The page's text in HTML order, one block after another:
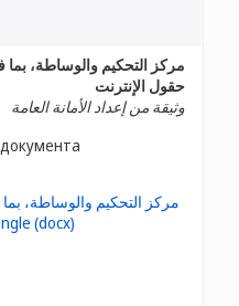
مركز التحكيم والوساطة،
حقول الإنترنت
وثيقة من إعداد الأمانة العامة